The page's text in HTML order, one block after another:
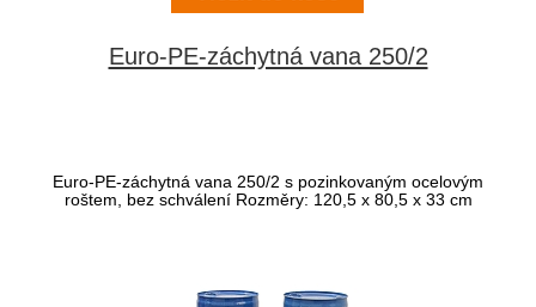
Euro-PE-záchytná vana 250/2
Euro-PE-záchytná vana 250/2 s pozinkovaným ocelovým
roštem, bez schválení Rozměry: 120,5 x 80,5 x 33 cm